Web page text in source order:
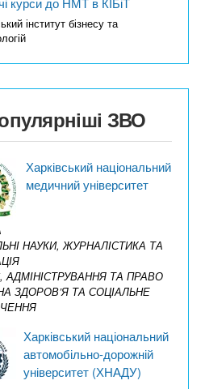
інститут бізнесу та
ЗВО
Харківський національний
медичний університет
НАУКИ, ЖУРНАЛІСТИКА ТА
АДМІНІСТРУВАННЯ ТА ПРАВО
ЗДОРОВ’Я ТА СОЦІАЛЬНЕ
Харківський національний
автомобільно-дорожній
університет (ХНАДУ)